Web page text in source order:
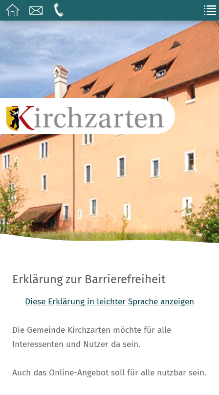
Erklärung zur Barrierefreiheit
Diese Erklärung in leichter Sprache anzeigen
Die Gemeinde Kirchzarten möchte für alle
Interessenten und Nutzer da sein.
Auch das Online-Angebot soll für alle nutzbar sein.